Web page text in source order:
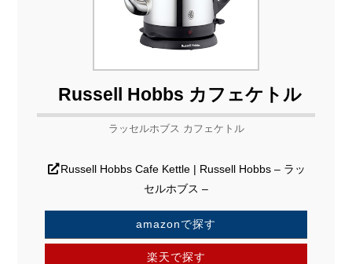
Russell Hobbs カフェケトル
ラッセルホブス カフェケトル
Russell Hobbs Cafe Kettle | Russell Hobbs – ラッ
セルホブス –
amazonで探す
楽天で探す